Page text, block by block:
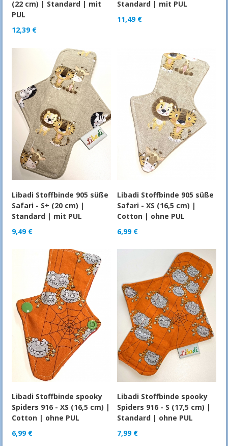
(22 cm) | Standard | mit
PUL
12,39 €
Standard | mit PUL
11,49 €
Libadi Stoffbinde 905 süße
Safari - S+ (20 cm) |
Standard | mit PUL
9,49 €
Libadi Stoffbinde 905 süße
Safari - XS (16,5 cm) |
Cotton | ohne PUL
6,99 €
Libadi Stoffbinde spooky
Spiders 916 - XS (16,5 cm) |
Cotton | ohne PUL
6,99 €
Libadi Stoffbinde spooky
Spiders 916 - S (17,5 cm) |
Standard | ohne PUL
7,99 €